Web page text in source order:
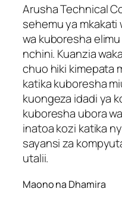
Arusha Technical
sehemu ya mkakati
wa kuboresha
nchini. Kuanzia
chuo hiki kimepata
katika kuboresha
kuongeza idadi ya
kuboresha ubora
inatoa kozi katika
sayansi za
utalii.
Maono na Dhamira